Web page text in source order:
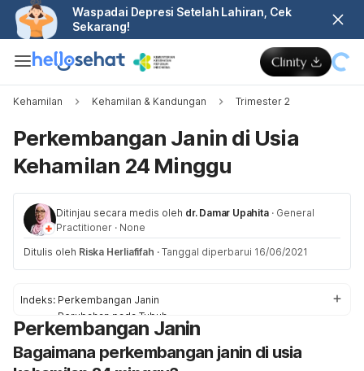
Waspadai Depresi Setelah Lahiran, Cek
Sekarang!
Kehamilan Kehamilan & Kandungan Trimester 2
Perkembangan Janin di Usia
Kehamilan 24 Minggu
Ditinjau secara medis oleh dr. Damar Upahita · General
Practitioner · None
Ditulis oleh Riska Herliafifah · Tanggal diperbarui 16/06/2021
Indeks: Perkembangan Janin
Perubahan pada Tubuh
Kunjungan ke Dokter/Bidan
Kesehatan dan Keselamatan
Perkembangan Janin
Bagaimana perkembangan janin di usia